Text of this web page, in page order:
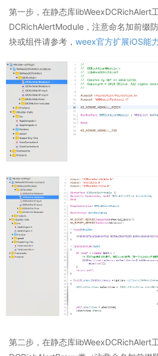
第一步，在静态库libWeexDCRichAlert
DCRichAlertModule，注意命名加前缀
块或组件请参考， weex官方扩展iOS能力
第二步，在静态库libWeexDCRichAlert